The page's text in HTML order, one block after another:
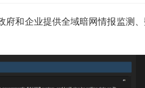
府和企业提供全域暗网情报监测